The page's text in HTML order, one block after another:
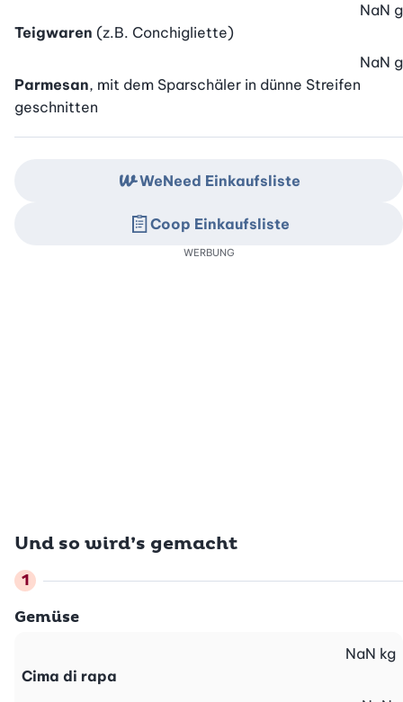
Teigwaren (z.B. Conchigliette)
NaN g
Parmesan, mit dem Sparschäler in dünne Streifen
geschnitten
NaN g
Und so wird’s gemacht
Gemüse
Cima di rapa
NaN kg
WeNeed Einkaufsliste
Coop Einkaufsliste
WERBUNG